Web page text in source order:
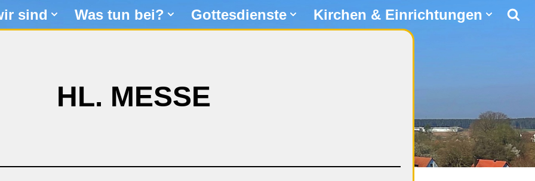
sind Was tun bei? Gottesdienste Kirchen & Einrichtungen
HL. MESSE